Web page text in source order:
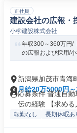
正社員
建設会社の広報・
小柳建設株式会社
年収300～360万円/
の広報および採用/
新潟県加茂市青海
月給20万5000円
応募条件 普通自
伝の経験 【求める
転勤なし 長期休暇あ